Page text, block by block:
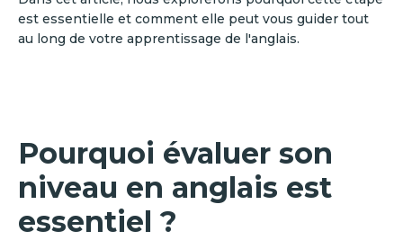
est essentielle et comment elle peut vous guider tout
au long de votre apprentissage de l'anglais.
Pourquoi évaluer son
niveau en anglais est
essentiel ?